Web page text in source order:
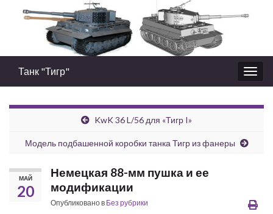
Вкл/
выкл
Танк "Тигр"
KwK 36 L/56 для «Тигр I»
Модель подбашенной коробки танка Тигр из фанеры
МАЙ
20
Немецкая 88-мм пушка и ее
модификации
Опубликовано в Без рубрики